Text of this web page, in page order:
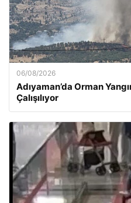
06/08/2026
Adıyaman’da Orman
Çalışılıyor